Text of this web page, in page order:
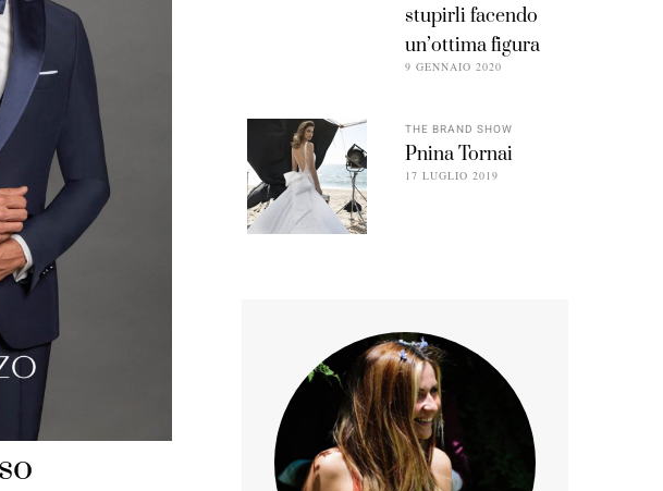
stupirli facendo
un’ottima figura
9 GENNAIO 2020
THE BRAND SHOW
Pnina Tornai
17 LUGLIO 2019